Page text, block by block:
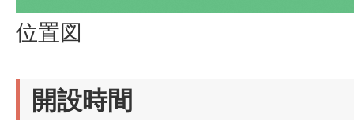
位置図
開設時間